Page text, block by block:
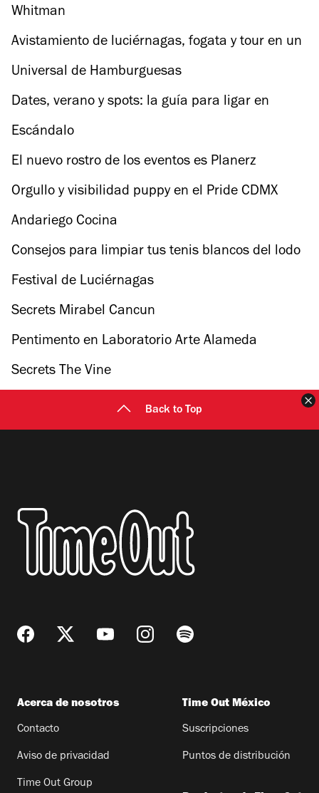
Whitman
Avistamiento de luciérnagas, fogata y tour en un
huerto en CDMX
Universal de Hamburguesas
Dates, verano y spots: la guía para ligar en
Bumble (y salir ganando)
Escándalo
El nuevo rostro de los eventos es Planerz
Orgullo y visibilidad puppy en el Pride CDMX
2026
Andariego Cocina
Consejos para limpiar tus tenis blancos del lodo
o polvo
Festival de Luciérnagas
Secrets Mirabel Cancun
Pentimento en Laboratorio Arte Alameda
Secrets The Vine
Back to Top
Acerca de nosotros
Contacto
Aviso de privacidad
Time Out Group
Time Out México
Suscripciones
Puntos de distribución